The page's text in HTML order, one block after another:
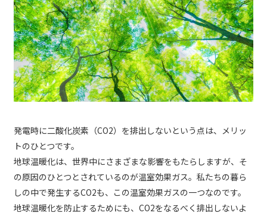
発電時に二酸化炭素（CO2）を排出しないという点は、メリッ
トのひとつです。
地球温暖化は、世界中にさまざまな影響をもたらしますが、そ
の原因のひとつとされているのが温室効果ガス。私たちの暮ら
しの中で発生するCO2も、この温室効果ガスの一つなのです。
地球温暖化を防止するためにも、CO2をなるべく排出しないよ